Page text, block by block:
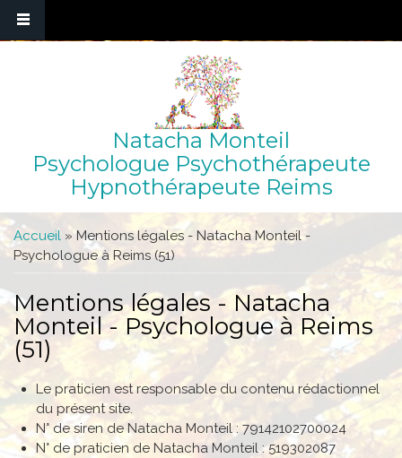
Natacha Monteil
Psychologue Psychothérapeute
Hypnothérapeute Reims
Vous êtes ici
Accueil » Mentions légales - Natacha Monteil -
Psychologue à Reims (51)
Mentions légales - Natacha
Monteil - Psychologue à Reims
(51)
Le praticien est responsable du contenu rédactionnel
du présent site.
N° de siren de Natacha Monteil : 79142102700024
N° de praticien de Natacha Monteil : 519302087